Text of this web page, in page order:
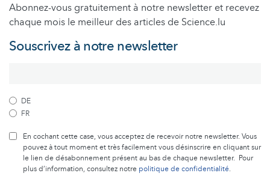
Abonnez-vous gratuitement à notre newsletter et recevez
chaque mois le meilleur des articles de Science.lu
Souscrivez à notre newsletter
DE
FR
En cochant cette case, vous acceptez de recevoir notre newsletter. Vous
pouvez à tout moment et très facilement vous désinscrire en cliquant sur
le lien de désabonnement présent au bas de chaque newsletter. Pour
plus d’information, consultez notre politique de confidentialité.